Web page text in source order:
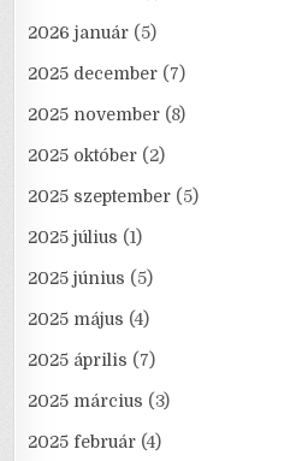
2026 január (5)
2025 december (7)
2025 november (8)
2025 október (2)
2025 szeptember (5)
2025 július (1)
2025 június (5)
2025 május (4)
2025 április (7)
2025 március (3)
2025 február (4)